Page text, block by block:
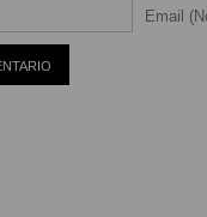
Email